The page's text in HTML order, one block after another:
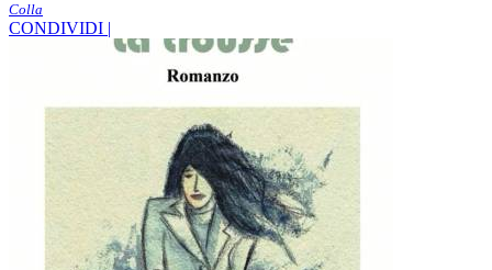
Colla
CONDIVIDI |